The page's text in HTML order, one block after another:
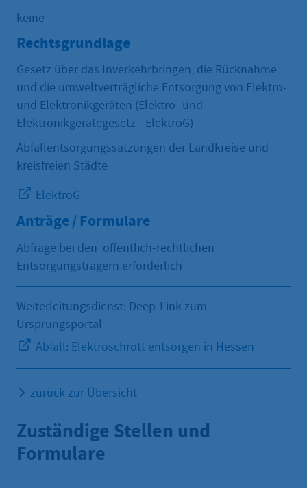
keine
Rechtsgrundlage
Gesetz über das Inverkehrbringen, die Rücknahme
und die umweltverträgliche Entsorgung von Elektro-
und Elektronikgeräten (Elektro- und
Elektronikgerätegesetz - ElektroG)
Abfallentsorgungssatzungen der Landkreise und
kreisfreien Städte
ElektroG
Anträge / Formulare
Abfrage bei den öffentlich-rechtlichen
Entsorgungsträgern erforderlich
Weiterleitungsdienst: Deep-Link zum
Ursprungsportal
Abfall: Elektroschrott entsorgen in Hessen
zurück zur Übersicht
Zuständige Stellen und
Formulare